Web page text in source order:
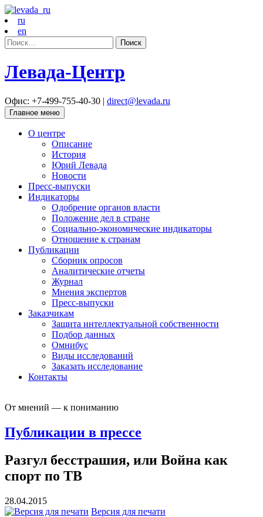
ru
en
Найти:
Левада-Центр
Офис: +7-499-755-40-30 | direct@levada.ru
Главное меню
О центре
Описание
История
Юрий Левада
Новости
Пресс-выпуски
Индикаторы
Одобрение органов власти
Положение дел в стране
Социально-экономические индикаторы
Отношение к странам
Публикации
Сборник опросов
Аналитические отчеты
Журнал
Мнения экспертов
Пресс-выпуски
Заказчикам
Защита интеллектуальной собственности
Подбор данных
Омнибус
Виды исследований
Заказать исследование
Контакты
От мнений — к пониманию
Публикации в прессе
Разгул бесстрашия, или Война как
спорт по ТВ
28.04.2015
Версия для печати